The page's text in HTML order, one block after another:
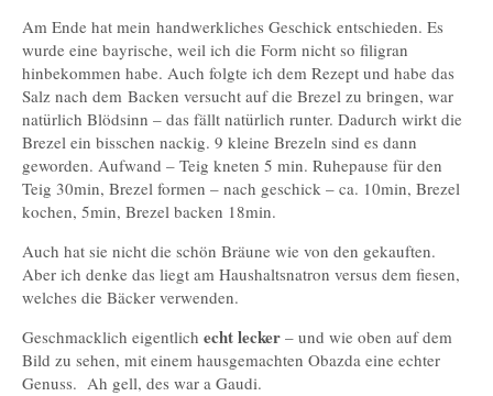
Am Ende hat mein handwerkliches Geschick entschieden. Es
wurde eine bayrische, weil ich die Form nicht so filigran
hinbekommen habe. Auch folgte ich dem Rezept und habe das
Salz nach dem Backen versucht auf die Brezel zu bringen, war
natürlich Blödsinn – das fällt natürlich runter. Dadurch wirkt die
Brezel ein bisschen nackig. 9 kleine Brezeln sind es dann
geworden. Aufwand – Teig kneten 5 min. Ruhepause für den
Teig 30min, Brezel formen – nach geschick – ca. 10min, Brezel
kochen, 5min, Brezel backen 18min.
Auch hat sie nicht die schön Bräune wie von den gekauften.
Aber ich denke das liegt am Haushaltsnatron versus dem fiesen,
welches die Bäcker verwenden.
Geschmacklich eigentlich echt lecker – und wie oben auf dem
Bild zu sehen, mit einem hausgemachten Obazda eine echter
Genuss. Ah gell, des war a Gaudi.